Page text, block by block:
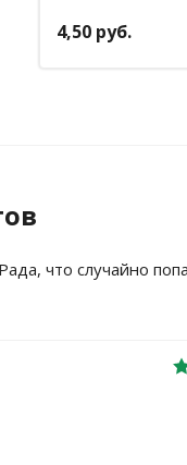
4,50 руб.
что случайно